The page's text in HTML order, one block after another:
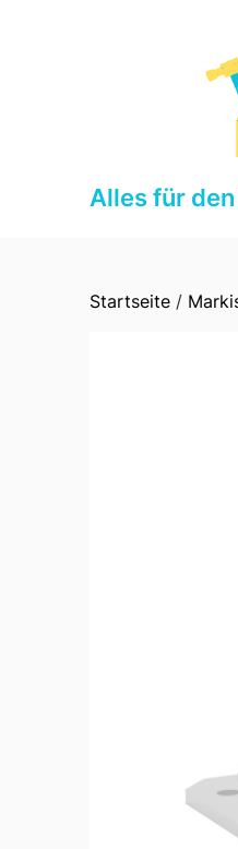
Alles für
Startseite /